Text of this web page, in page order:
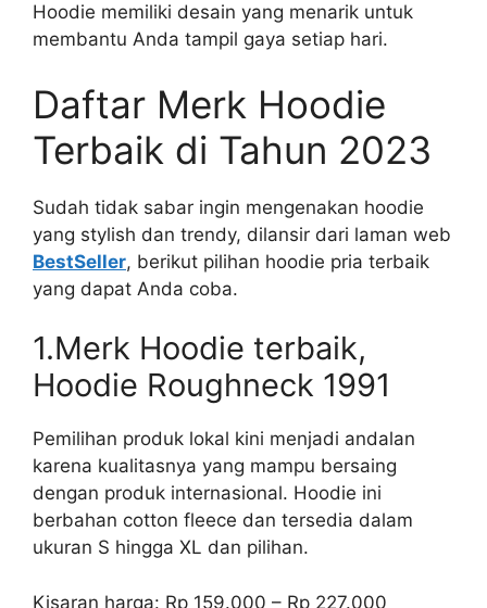
Hoodie memiliki desain yang menarik untuk
membantu Anda tampil gaya setiap hari.
Daftar Merk Hoodie
Terbaik di Tahun 2023
Sudah tidak sabar ingin mengenakan hoodie
yang stylish dan trendy, dilansir dari laman web
BestSeller, berikut pilihan hoodie pria terbaik
yang dapat Anda coba.
1.Merk Hoodie terbaik,
Hoodie Roughneck 1991
Pemilihan produk lokal kini menjadi andalan
karena kualitasnya yang mampu bersaing
dengan produk internasional. Hoodie ini
berbahan cotton fleece dan tersedia dalam
ukuran S hingga XL dan pilihan.
Kisaran harga: Rp 159.000 – Rp 227.000